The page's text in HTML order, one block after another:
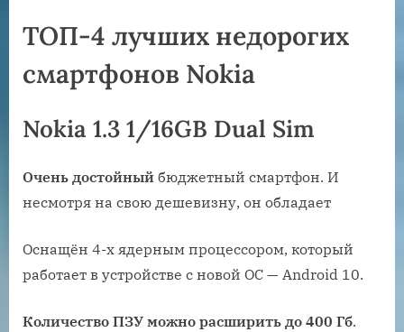
ТОП-4 лучших недорогих
смартфонов Nokia
Nokia 1.3 1/16GB Dual Sim
Очень достойный бюджетный смартфон. И
несмотря на свою дешевизну, он обладает
Оснащён 4-х ядерным процессором, который
работает в устройстве с новой ОС — Android 10.
Количество ПЗУ можно расширить до 400 Гб.